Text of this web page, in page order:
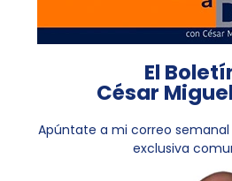
El
César
Apúntate a mi correo
exclusiva